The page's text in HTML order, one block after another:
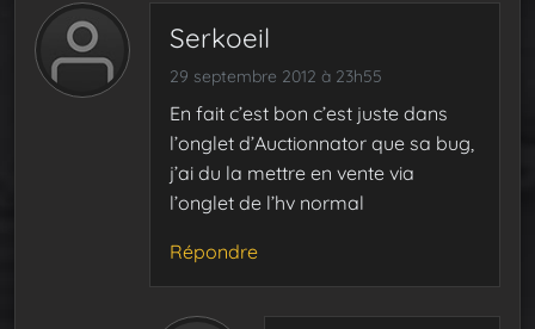
Serkoeil
29 septembre 2012 à 23h55
En fait c’est bon c’est juste dans
l’onglet d’Auctionnator que sa bug,
j’ai du la mettre en vente via
l’onglet de l’hv normal
Répondre